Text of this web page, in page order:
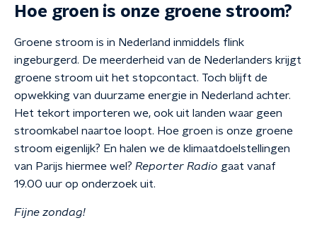
Hoe groen is onze groene stroom?
Groene stroom is in Nederland inmiddels flink
ingeburgerd. De meerderheid van de Nederlanders krijgt
groene stroom uit het stopcontact. Toch blijft de
opwekking van duurzame energie in Nederland achter.
Het tekort importeren we, ook uit landen waar geen
stroomkabel naartoe loopt. Hoe groen is onze groene
stroom eigenlijk? En halen we de klimaatdoelstellingen
van Parijs hiermee wel? Reporter Radio gaat vanaf
19.00 uur op onderzoek uit.
Fijne zondag!